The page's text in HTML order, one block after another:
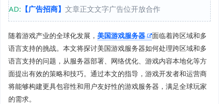
AD: 【广告招商】 文章正文文字广告位开放合作
随着游戏产业的全球化发展， 美国游戏服务器
面临着跨区域和多
语言支持的挑战。本文将探讨美国游戏服务器如何处理跨区域和多
语言支持的问题，从服务器部署、网络优化、游戏内容本地化等方
面提出有效的策略和技巧。通过本文的指导，游戏开发者和运营商
将能够构建更具包容性和用户友好性的游戏服务器，满足全球玩家
的需求。